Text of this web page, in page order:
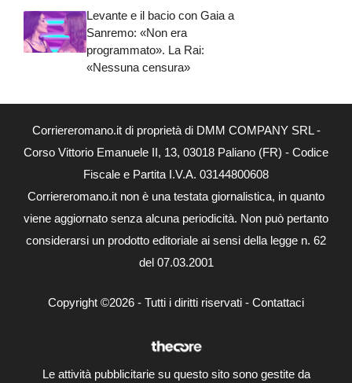
Levante e il bacio con Gaia a
Sanremo: «Non era
programmato». La Rai:
«Nessuna censura»
Corriereromano.it di proprietà di DMM COMPANY SRL -
Corso Vittorio Emanuele II, 13, 03018 Paliano (FR) - Codice
Fiscale e Partita I.V.A. 03144800608
Corriereromano.it non è una testata giornalistica, in quanto
viene aggiornato senza alcuna periodicità. Non può pertanto
considerarsi un prodotto editoriale ai sensi della legge n. 62
del 07.03.2001
Copyright ©2026 - Tutti i diritti riservati - Contattaci
Le attività pubblicitarie su questo sito sono gestite da